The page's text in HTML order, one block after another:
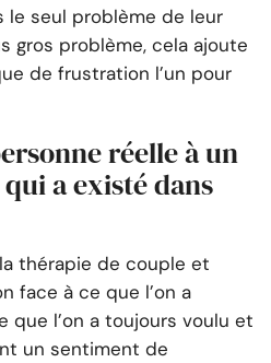
le seul problème de leur
gros problème, cela ajoute
de frustration l’un pour
réelle à un
a existé dans
thérapie de couple et
face à ce que l’on a
que l’on a toujours voulu et
un sentiment de